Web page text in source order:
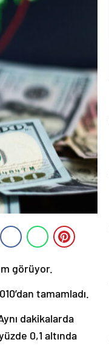
görüyor.
tamamladı.
dakikalarda
0,1 altında